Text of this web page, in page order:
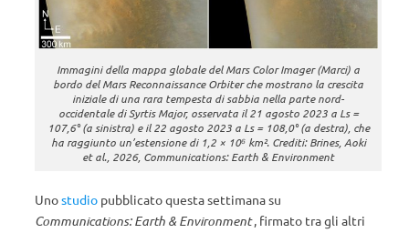
Immagini della mappa globale del Mars Color Imager (Marci) a
bordo del Mars Reconnaissance Orbiter che mostrano la crescita
iniziale di una rara tempesta di sabbia nella parte nord-
occidentale di Syrtis Major, osservata il 21 agosto 2023 a Ls =
107,6° (a sinistra) e il 22 agosto 2023 a Ls = 108,0° (a destra), che
ha raggiunto un’estensione di 1,2 × 10⁶ km². Crediti: Brines, Aoki
et al., 2026, Communications: Earth & Environment
Unostudio pubblicato questa settimana su
Communications: Earth & Environment, firmato tra gli altri